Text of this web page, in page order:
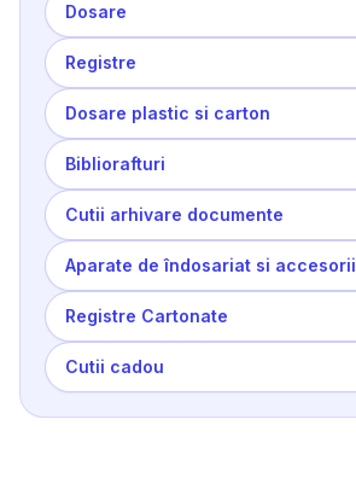
Dosare
Registre
Dosare plastic si carton
Bibliorafturi
Cutii arhivare documente
Aparate de îndosariat si accesorii
Registre Cartonate
Cutii cadou